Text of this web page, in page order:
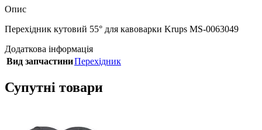
Опис
Перехідник кутовий 55° для кавоварки Krups MS-0063049
Додаткова інформація
Вид запчастиниПерехідник
Супутні товари